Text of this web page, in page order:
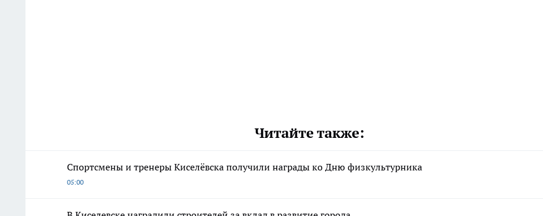
Читайте также:
Спортсмены и тренеры Киселёвска получили награды ко Дню физкультурника
05:00